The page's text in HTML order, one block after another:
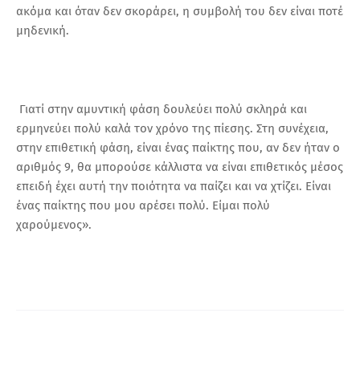
ακόμα και όταν δεν σκοράρει, η συμβολή του δεν είναι ποτέ
μηδενική.
Γιατί στην αμυντική φάση δουλεύει πολύ σκληρά και
ερμηνεύει πολύ καλά τον χρόνο της πίεσης. Στη συνέχεια,
στην επιθετική φάση, είναι ένας παίκτης που, αν δεν ήταν ο
αριθμός 9, θα μπορούσε κάλλιστα να είναι επιθετικός μέσος
επειδή έχει αυτή την ποιότητα να παίζει και να χτίζει. Είναι
ένας παίκτης που μου αρέσει πολύ. Είμαι πολύ
χαρούμενος».